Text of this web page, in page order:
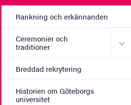
Rankning och erkännanden
Ceremonier och
traditioner
Breddad rekrytering
Historien om Göteborgs
universitet